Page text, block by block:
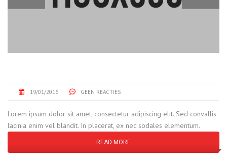
19/01/2016 GEEN REACTIES
Lorem ipsum dolor sit amet, consectetur adipiscing elit. Sed convallis
lacinia enim vel blandit. In placerat, ex nec sodales elementum.
READ MORE